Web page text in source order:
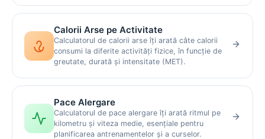
Calorii Arse pe Activitate
Calculatorul de calorii arse îți arată câte calorii
consumi la diferite activități fizice, în funcție de
greutate, durată și intensitate (MET).
Pace Alergare
Calculatorul de pace alergare îți arată ritmul pe
kilometru și viteza medie, esențiale pentru
planificarea antrenamentelor și a curselor.